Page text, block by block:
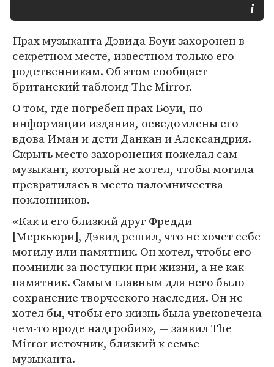
Прах музыканта Дэвида Боуи захоронен в
секретном месте, известном только его
родственникам. Об этом сообщает
британский таблоид The Mirror.
О том, где погребен прах Боуи, по
информации издания, осведомлены его
вдова Иман и дети Данкан и Александрия.
Скрыть место захоронения пожелал сам
музыкант, который не хотел, чтобы могила
превратилась в место паломничества
поклонников.
«Как и его близкий друг Фредди
[Меркьюри], Дэвид решил, что не хочет себе
могилу или памятник. Он хотел, чтобы его
помнили за поступки при жизни, а не как
памятник. Самым главным для него было
сохранение творческого наследия. Он не
хотел бы, чтобы его жизнь была увековечена
чем-то вроде надгробия», — заявил The
Mirror источник, близкий к семье
музыканта.